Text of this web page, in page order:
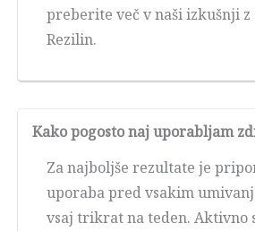
preberite več v naši izkušnji
Rezilin.
Kako pogosto naj uporabljam
Za najboljše rezultate je
uporaba pred vsakim
vsaj trikrat na teden. Aktivno